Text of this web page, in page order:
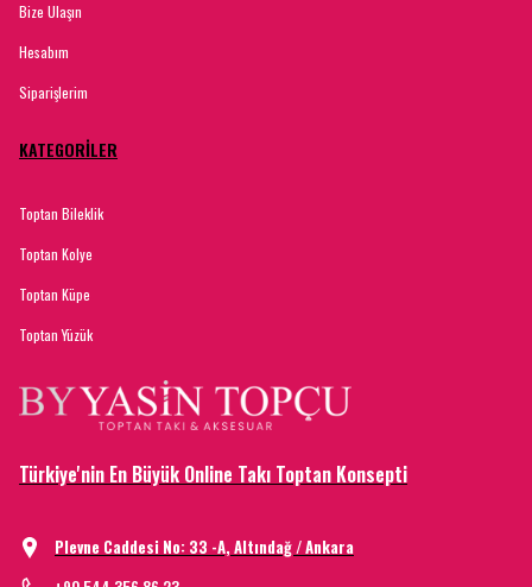
Bize Ulaşın
Hesabım
Siparişlerim
KATEGORİLER
Toptan Bileklik
Toptan Kolye
Toptan Küpe
Toptan Yüzük
Türkiye'nin En Büyük Online Takı Toptan Konsepti
Plevne Caddesi No: 33 -A, Altındağ / Ankara